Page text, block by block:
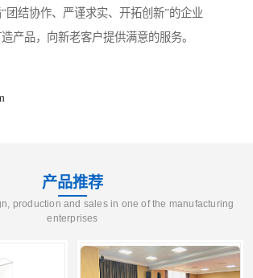
团结协作、严谨求实、开拓创新”的企业
产品，向新老客户提供满意的服务。
产品推荐
production and sales in one of the manufacturing
enterprises